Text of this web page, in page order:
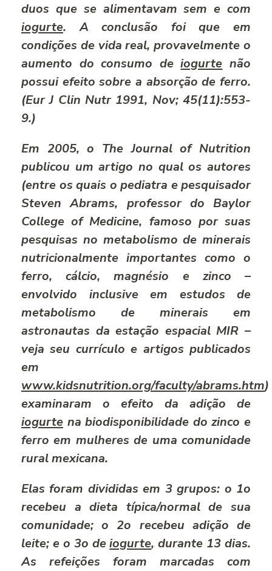
duos que se alimentavam sem e com
iogurte. A conclusão foi que em
condições de vida real, provavelmente o
aumento do consumo deiogurte não
possui efeito sobre a absorção de ferro.
(Eur J Clin Nutr 1991, Nov; 45(11):553-
9.)
Em 2005, o The Journal of Nutrition
publicou um artigo no qual os autores
(entre os quais o pediatra e pesquisador
Steven Abrams, professor do Baylor
College of Medicine, famoso por suas
pesquisas no metabolismo de minerais
nutricionalmente importantes como o
ferro, cálcio, magnésio e zinco –
envolvido inclusive em estudos de
metabolismo de minerais em
astronautas da estação espacial MIR –
veja seu currí­culo e artigos publicados
em
www.kidsnutrition.org/faculty/abrams.htm)
examinaram o efeito da adição de
iogurte na biodisponibilidade do zinco e
ferro em mulheres de uma comunidade
rural mexicana.
Elas foram divididas em 3 grupos: o 1o
recebeu a dieta tí­pica/normal de sua
comunidade; o 2o recebeu adição de
leite; e o 3o deiogurte, durante 13 dias.
As refeições foram marcadas com